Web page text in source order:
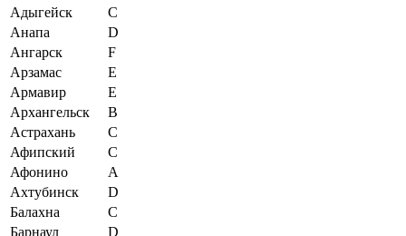
Адыгейск
C
Анапа
D
Ангарск
F
Арзамас
E
Армавир
E
Архангельск
B
Астрахань
C
Афипский
C
Афонино
A
Ахтубинск
D
Балахна
C
Барнаул
D